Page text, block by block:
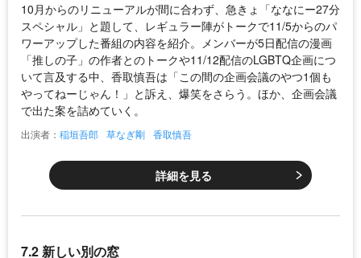
10月からのリニューアルが間に合わず、急きょ「ななにー27分
スペシャル」と題して、レギュラー陣がトークで11/5からのパ
ワーアップした番組の内容を紹介。メンバーが5日配信の漫画
「推しの子」の作者とのトークや11/12配信のLGBTQ企画につ
いて言及する中、香取慎吾は「この間の企画会議のやつ1個も
やってねーじゃん！」と訴え、爆笑をさらう。ほか、企画会議
で出た案を詰めていく。
出演者： 稲垣吾郎 草なぎ剛 香取慎吾
詳細を見る
7.2 新しい別の窓